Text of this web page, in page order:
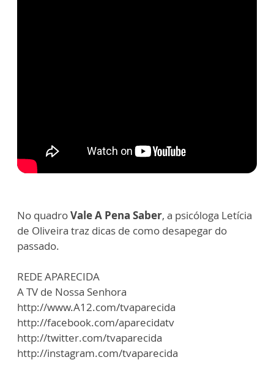
No quadroVale A Pena Saber, a psicóloga Letícia
de Oliveira traz dicas de como desapegar do
passado.
REDE APARECIDA
A TV de Nossa Senhora
http://www.A12.com/tvaparecida
http://facebook.com/aparecidatv
http://twitter.com/tvaparecida
http://instagram.com/tvaparecida